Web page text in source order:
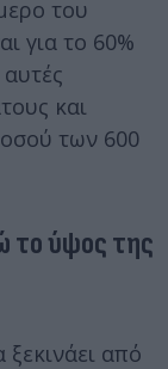
του
για το 60%
και
των 600
το ύψος της
από